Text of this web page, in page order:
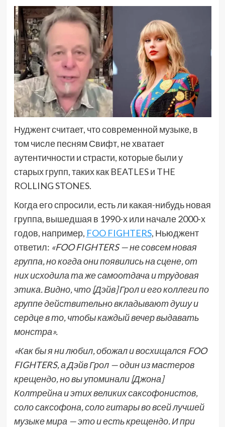
Нуджент считает, что современной музыке, в
том числе песням Свифт, не хватает
аутентичности и страсти, которые были у
старых групп, таких как BEATLES и THE
ROLLING STONES.
Когда его спросили, есть ли какая-нибудь новая
группа, вышедшая в 1990-х или начале 2000-х
годов, например, FOO FIGHTERS, Ньюджент
ответил: «FOO FIGHTERS — не совсем новая
группа, но когда они появились на сцене, от
них исходила та же самоотдача и трудовая
этика. Видно, что [Дэйв] Грол и его коллеги по
группе действительно вкладывают душу и
сердце в то, чтобы каждый вечер выдавать
монстра».
«Как бы я ни любил, обожал и восхищался FOO
FIGHTERS, а Дэйв Грол — один из мастеров
крещендо, но вы упоминали [Джона]
Колтрейна и этих великих саксофонистов,
соло саксофона, соло гитары во всей лучшей
музыке мира — это и есть крещендо. И при